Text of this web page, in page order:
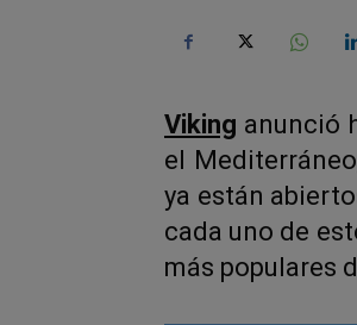
Viking anunció
el
ya están
cada uno de
más populares